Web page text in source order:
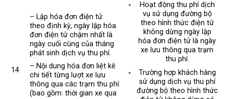
14
– Lập hóa đơn điện tử
theo định kỳ, ngày lập hóa
đơn điện tử chậm nhất là
ngày cuối cùng của tháng
phát sinh dịch vụ thu phí.
– Nội dung hóa đơn liệt kê
chi tiết từng lượt xe lưu
thông qua các trạm thu phí
(bao gồm: thời gian xe qua
Hoạt động thu phí dịch
vụ sử dụng đường bộ
theo hình thức điện tử
không dừng ngày lập
hóa đơn điện tử là ngày
xe lưu thông qua trạm
thu phí.
Trường hợp khách hàng
sử dụng dịch vụ thu phí
đường bộ theo hình thức